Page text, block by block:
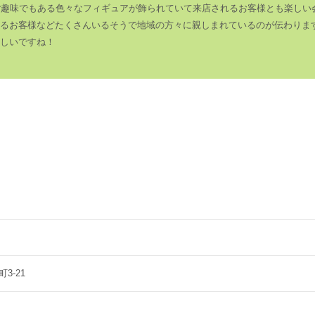
味でもある色々なフィギュアが飾られていて来店されるお客様とも楽しい
お客様などたくさんいるそうで地域の方々に親しまれているのが伝わりま
いですね！
3-21